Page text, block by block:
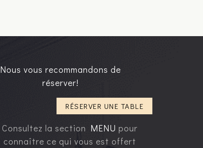
Nous vous recommandons de
réserver!
RÉSERVER UNE TABLE
Consultez la section MENU pour
connaître ce qui vous est offert